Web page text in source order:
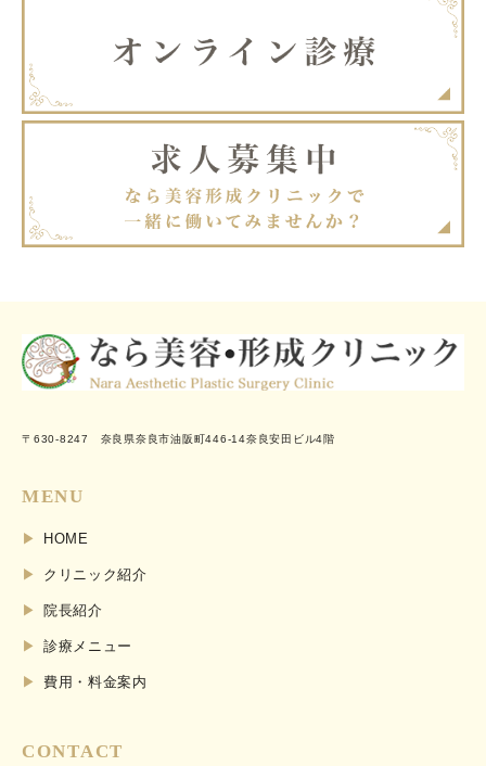
〒630-8247 奈良県奈良市油阪町446-14奈良安田ビル4階
MENU
HOME
クリニック紹介
院長紹介
診療メニュー
費用・料金案内
CONTACT